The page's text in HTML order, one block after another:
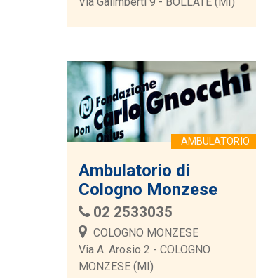
Ambulatorio di
Cologno Monzese
02 2533035
COLOGNO MONZESE
Via A. Arosio 2 - COLOGNO
MONZESE (MI)